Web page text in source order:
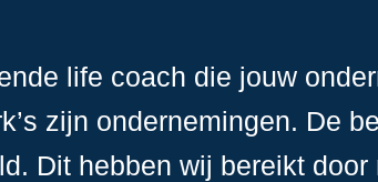
life coach die jouw
zijn ondernemingen. De
Dit hebben wij bereikt